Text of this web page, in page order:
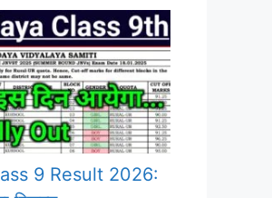
9 Result 2026: